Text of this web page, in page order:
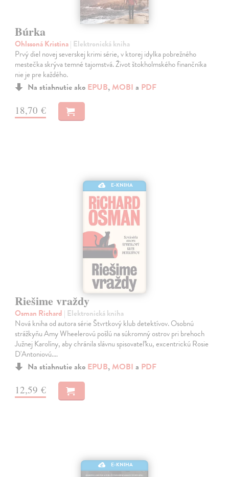
Búrka
Ohlssoná Kristina| Elektronická kniha
Prvý diel novej severskej krimi série, v ktorej idylka pobrežného
mestečka skrýva temné tajomstvá. Život štokholmského finančníka
nie je pre každého.
Na stiahnutie ako EPUB, MOBI a PDF
18,70 €
E-KNIHA
Riešime vraždy
Osman Richard | Elektronická kniha
Nová kniha od autora série Štvrtkový klub detektívov. Osobnú
strážkyňu Amy Wheelerovú pošlú na súkromný ostrov pri brehoch
Južnej Karolíny, aby chránila slávnu spisovateľku, excentrickú Rosie
D'Antoniovú.…
Na stiahnutie ako EPUB, MOBI a PDF
12,59 €
E-KNIHA